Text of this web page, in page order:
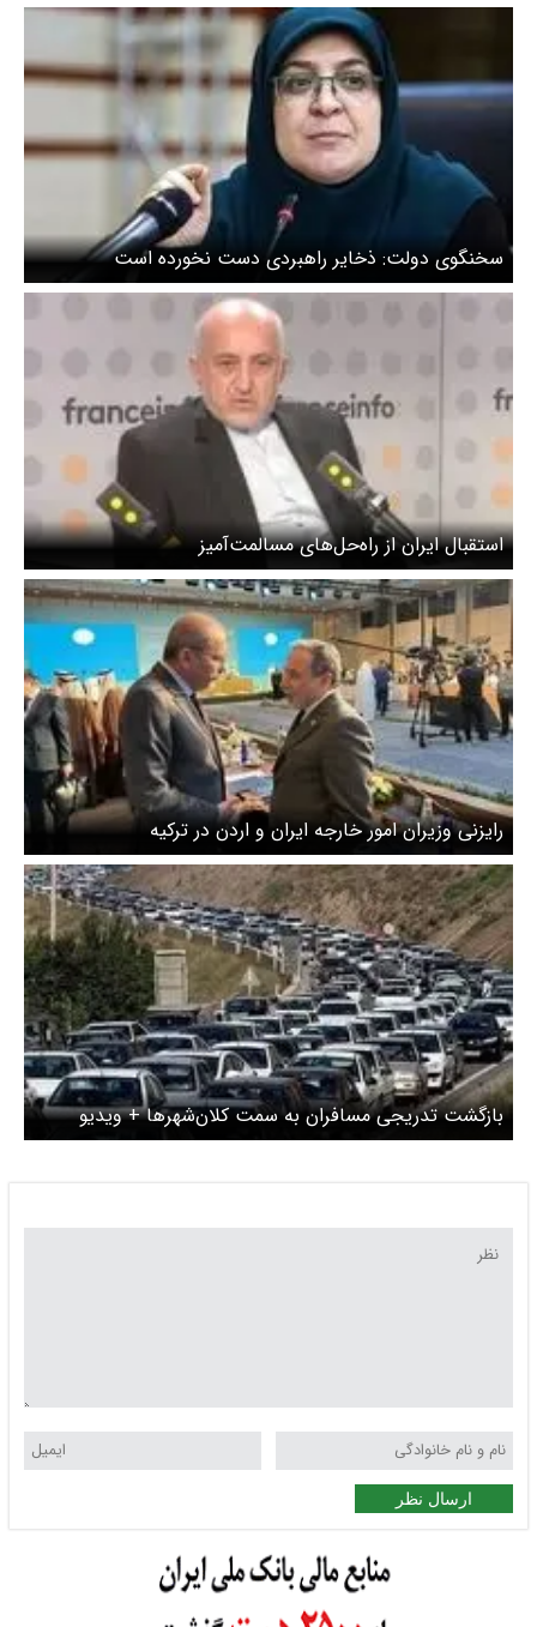
سخنگوی دولت: ذخایر راهبردی دست نخورده است
استقبال ایران از راه‌حل‌های مسالمت‌آمیز
رایزنی وزیران امور خارجه ایران و اردن در ترکیه
بازگشت تدریجی مسافران به سمت کلان‌شهرها + ویدیو
ارسال نظر